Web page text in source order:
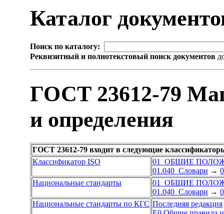
Каталог
Поиск по каталогу:
Реквизитный и полнотекстовый поиск документов
ГОСТ 23612-79
и определения
ГОСТ 23612-79 входит в следующие
Классификатор ISO
01 ОБЩИЕ
01.040 Словари →
Национальные стандарты
01 ОБЩИЕ
01.040 Словари →
Национальные стандарты по КГС Последняя редакция